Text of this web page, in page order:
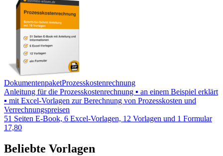
DokumentenpaketProzesskostenrechnung
Anleitung für die Prozesskostenrechnung ▪ an einem Beispiel erklärt
▪ mit Excel-Vorlagen zur Berechnung von Prozesskosten und
Verrechnungspreisen
51 Seiten E-Book, 6 Excel-Vorlagen, 12 Vorlagen und 1 Formular
17,80
Beliebte Vorlagen